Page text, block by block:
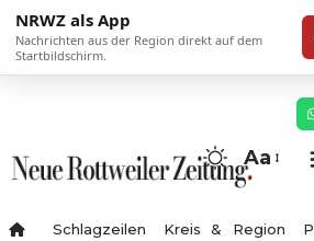
NRWZ als App
Nachrichten aus der Region direkt auf dem
Startbildschirm.
Aa
Schlagzeilen Kreis & Region